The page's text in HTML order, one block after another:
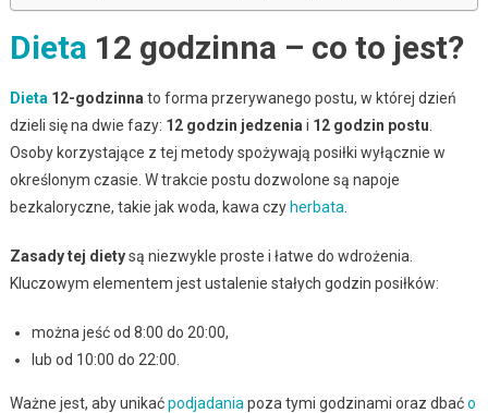
Dieta 12 godzinna – co to jest?
Dieta 12-godzinna to forma przerywanego postu, w której dzień
dzieli się na dwie fazy: 12 godzin jedzenia i 12 godzin postu
Osoby korzystające z tej metody spożywają posiłki wyłącznie w
określonym czasie. W trakcie postu dozwolone są napoje
bezkaloryczne, takie jak woda, kawa czy herbata
Zasady tej dietysą niezwykle proste i łatwe do wdrożenia.
Kluczowym elementem jest ustalenie stałych godzin posiłków:
można jeść od 8:00 do 20:00,
lub od 10:00 do 22:00.
Ważne jest, aby unikaćpodjadania poza tymi godzinami oraz dbaćo